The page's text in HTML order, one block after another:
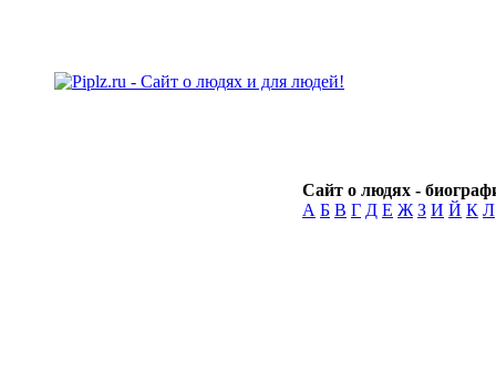
Сайт о людях -
А Б В Г Д Е Ж З И Й К Л